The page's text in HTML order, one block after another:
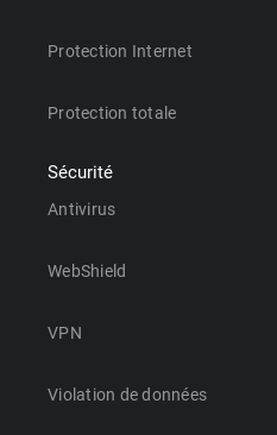
Protection Internet
Protection totale
Sécurité
Antivirus
WebShield
VPN
Violation de données